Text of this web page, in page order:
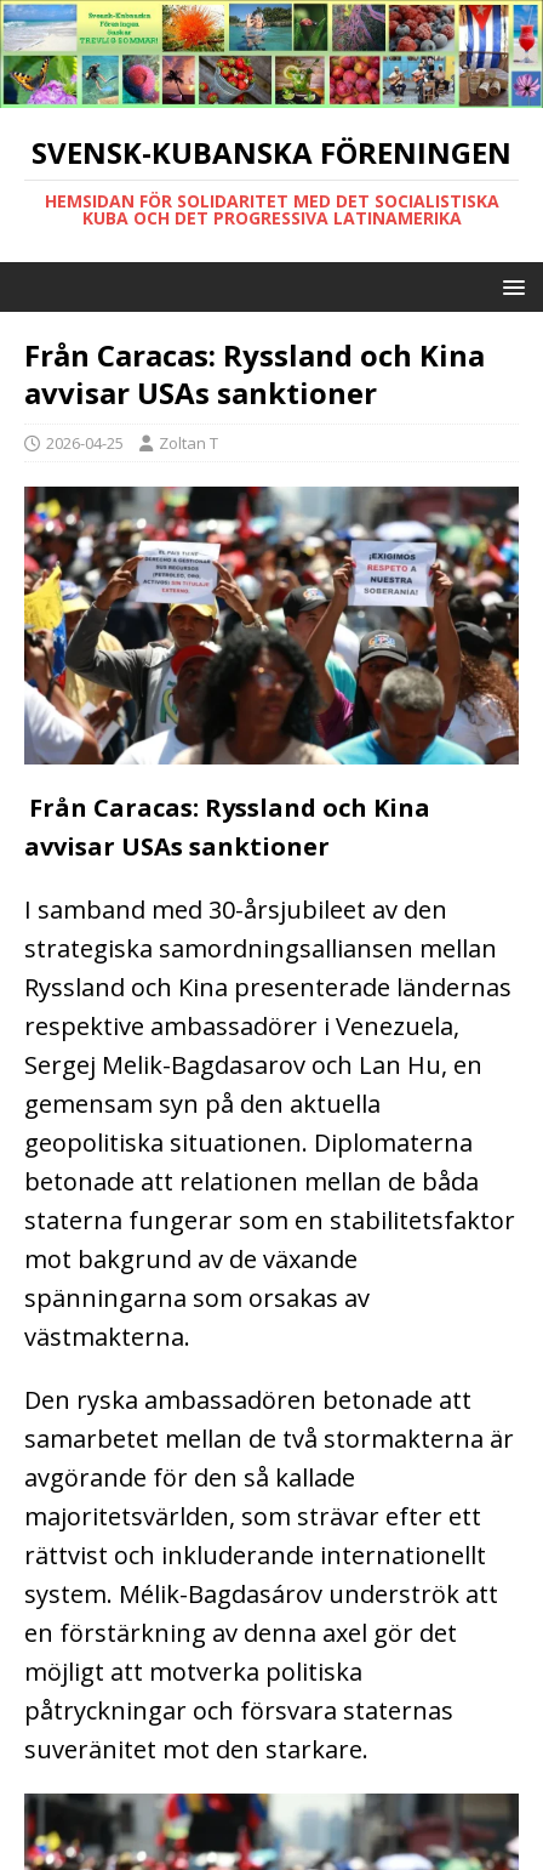
SVENSK-KUBANSKA FÖRENINGEN
HEMSIDAN FÖR SOLIDARITET MED DET SOCIALISTISKA
KUBA OCH DET PROGRESSIVA LATINAMERIKA
Från Caracas: Ryssland och Kina
avvisar USAs sanktioner
2026-04-25 Zoltan T
Från Caracas: Ryssland och Kina
avvisar USAs sanktioner
I samband med 30-årsjubileet av den
strategiska samordningsalliansen mellan
Ryssland och Kina presenterade ländernas
respektive ambassadörer i Venezuela,
Sergej Melik-Bagdasarov och Lan Hu, en
gemensam syn på den aktuella
geopolitiska situationen. Diplomaterna
betonade att relationen mellan de båda
staterna fungerar som en stabilitetsfaktor
mot bakgrund av de växande
spänningarna som orsakas av
västmakterna.
Den ryska ambassadören betonade att
samarbetet mellan de två stormakterna är
avgörande för den så kallade
majoritetsvärlden, som strävar efter ett
rättvist och inkluderande internationellt
system. Mélik-Bagdasárov underströk att
en förstärkning av denna axel gör det
möjligt att motverka politiska
påtryckningar och försvara staternas
suveränitet mot den starkare.